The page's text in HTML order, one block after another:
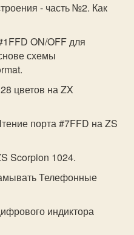
- часть №2. Как
ON/OFF для
схемы
цветов на ZX
порта #7FFD на ZS
Scorpion 1024.
Телефонные
индиктора